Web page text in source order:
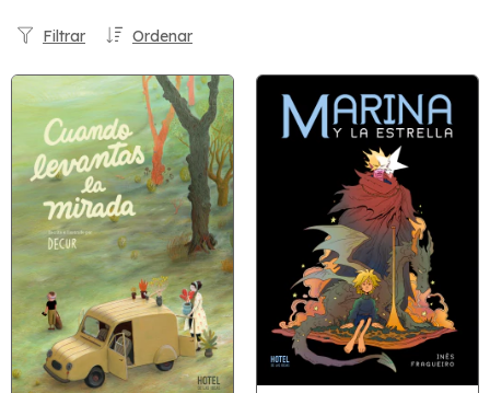
Ordenar
Filtrar